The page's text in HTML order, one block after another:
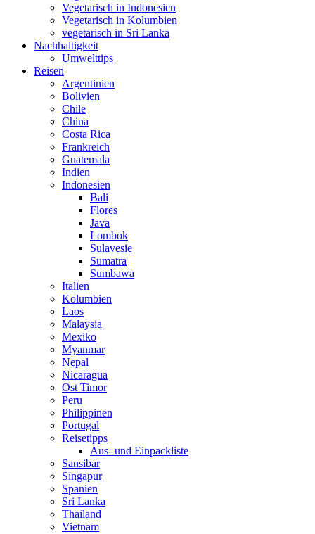
Vegetarisch in Indonesien
Vegetarisch in Kolumbien
vegetarisch in Sri Lanka
Nachhaltigkeit
Umwelttips
Reisen
Argentinien
Bolivien
Chile
China
Costa Rica
Frankreich
Guatemala
Indien
Indonesien
Bali
Flores
Java
Lombok
Sulavesie
Sumatra
Sumbawa
Italien
Kolumbien
Laos
Malaysia
Mexiko
Myanmar
Nepal
Nicaragua
Ost Timor
Peru
Philippinen
Portugal
Reisetipps
Aus- und Einpackliste
Sansibar
Singapur
Spanien
Sri Lanka
Thailand
Vietnam